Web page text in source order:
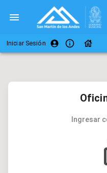
Iniciar Sesión
Ingresar